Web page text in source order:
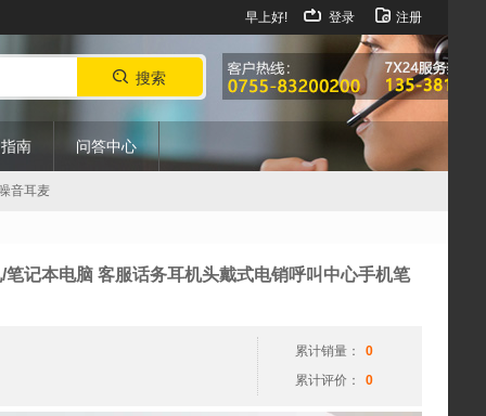
早上好! 登录 注册
搜索
南 问答中心
音耳麦
记本电脑 客服话务耳机头戴式电销呼叫中心手机笔
累计销量：
0
累计评价：
0